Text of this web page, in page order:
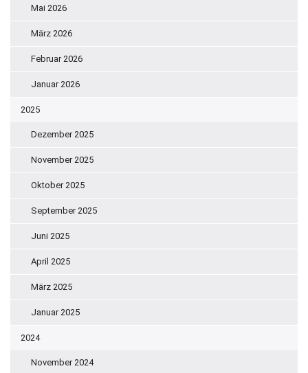
Mai 2026
März 2026
Februar 2026
Januar 2026
2025
Dezember 2025
November 2025
Oktober 2025
September 2025
Juni 2025
April 2025
März 2025
Januar 2025
2024
November 2024